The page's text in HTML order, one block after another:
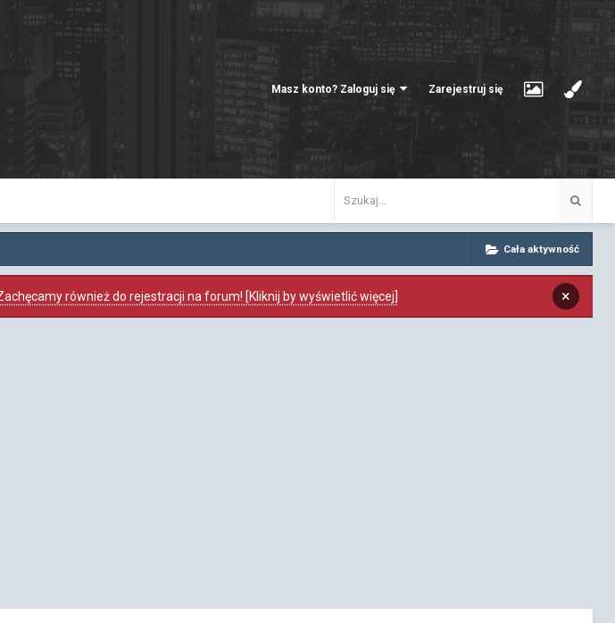
Masz konto? Zaloguj się Zarejestruj się
Cała aktywność
również do rejestracji na forum! [Kliknij by wyświetlić więcej] ×